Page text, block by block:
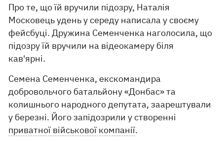
Про те, що їй вручили підозру, Наталія
Московець удень у середу написала у своєму
фейсбуці. Дружина Семенченка наголосила, що
підозру їй вручили на відеокамеру біля
кав'ярні.
Семена Семенченка, екскомандира
добровольчого батальйону «Донбас» та
колишнього народного депутата, заарештували
у березні. Його запідозрили у створенні
приватної військової компанії.